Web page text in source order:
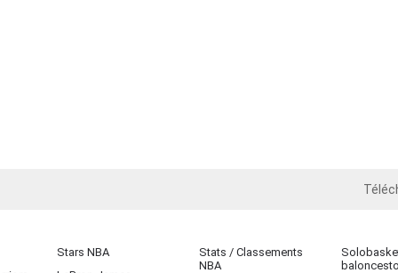
iOS
Stars NBA
Stats / Classements
NBA